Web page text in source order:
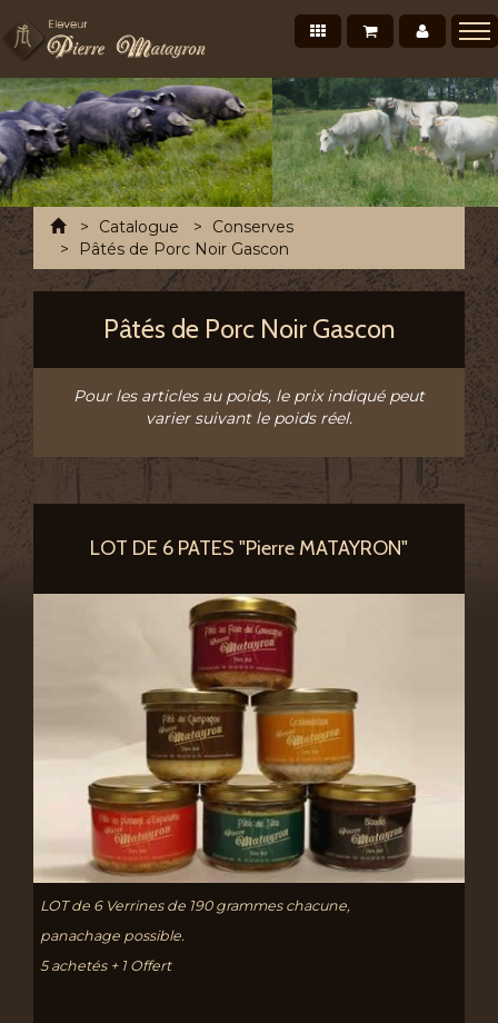
Mon
Mon panier
Nos produits
Présentation
Points de vente Professionnels
Recettes et conseils
Photos/Vidéos
Salons et évènements
Tournée Mensuelle
Chronofresh France
Contact
A découvrir
AccueilCatalogue
Conserves
Pâtés de Porc Noir Gascon
Pâtés de Porc Noir Gascon
Pour les articles au poids, le prix indiqué peut
varier suivant le poids réel.
LOT DE 6 PATES "Pierre MATAYRON"
LOT de 6 Verrines de 190 grammes chacune,
panachage possible.
5 achetés + 1 Offert